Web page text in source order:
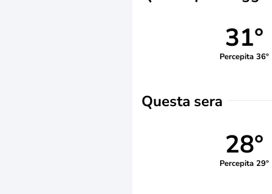
31°
Percepita 36°
Questa sera
28°
Percepita 29°